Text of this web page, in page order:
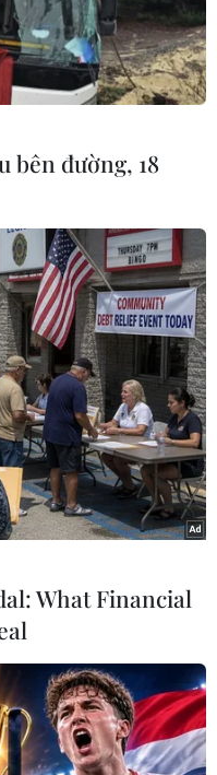
sống trong hòa
yên vui”./
Việt tại Đài
Tết, cùng hướng
bè thân thiết - nơi
nhất.
(TTXVN/Vietnam+)
bên đường, 18
What Financial